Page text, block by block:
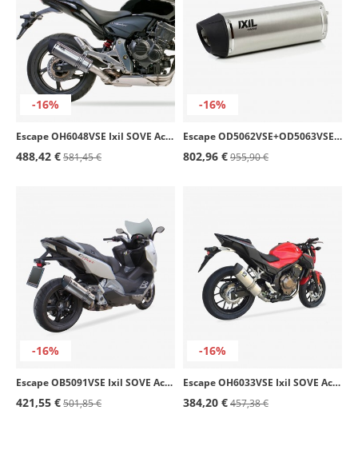
-16%
Escape OH6048VSE Ixil SOVE Acero para Honda CB / CBR 600 F / S Hornet (07-14)
488,42 €581,45 €
-16%
Escape OD5062VSE+OD5063VSE Ixil SOVE Acero para Ducati 750 SS (98)
802,96 €955,90 €
-16%
Escape OB5091VSE Ixil SOVE Acero para BMW C 600 Sport (12-15)
421,55 €501,85 €
-16%
Escape OH6033VSE Ixil SOVE Acero para Honda CB / CBR 500 F/X/R (13-18)
384,20 €457,38 €